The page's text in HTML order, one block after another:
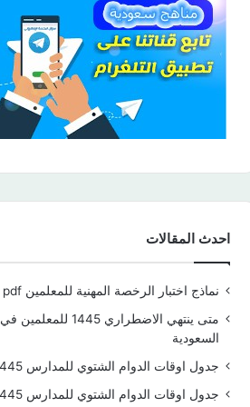
احدث المقالات
نماذج اختبار الرخصة المهنية للمعلمين pdf
متى ينتهي الاضطراري 1445 للمعلمين في
السعودية
جدول اوقات الدوام الشتوي للمدارس 1445 الدمام
جدول اوقات الدوام الشتوي للمدارس 1445 حائل